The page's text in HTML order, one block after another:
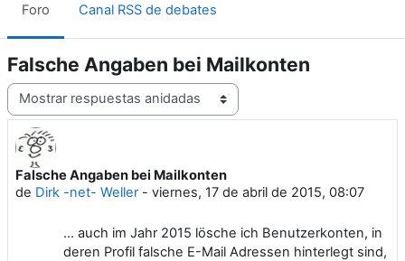
Foro Canal RSS de debates
Falsche Angaben bei Mailkonten
Mostrar modo
Falsche Angaben bei Mailkonten
de Dirk -net- Weller- viernes, 17 de abril de 2015, 08:07
Número de respuestas: 0
... auch im Jahr 2015 lösche ich Benutzerkonten, in
deren Profil falsche E-Mail Adressen hinterlegt sind,